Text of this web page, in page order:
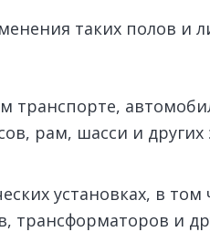
таких полов и
транспорте,
рам, шасси и
установках, в том
трансформаторов и